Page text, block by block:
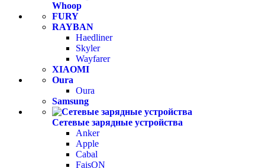
Whoop
FURY
RAYBAN
Haedliner
Skyler
Wayfarer
XIAOMI
Oura
Oura
Samsung
Сетевые зарядные устройства
Anker
Apple
Cabal
FaisON